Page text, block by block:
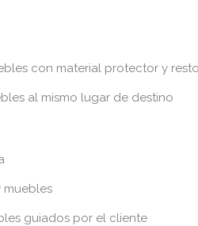
con material protector y
al mismo lugar de destino
muebles
guiados por el cliente